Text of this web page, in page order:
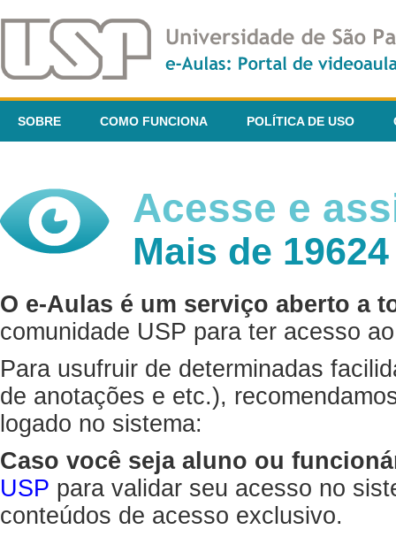
SOBRE COMO FUNCIONA POLÍTICA DE USO
Acesse e
Mais de
O e-Aulas é um serviço aberto a
comunidade USP para ter acesso
Para usufruir de determinadas
de anotações e etc.),
logado no sistema:
Caso você seja aluno ou
USP para validar seu acesso no
conteúdos de acesso exclusivo.